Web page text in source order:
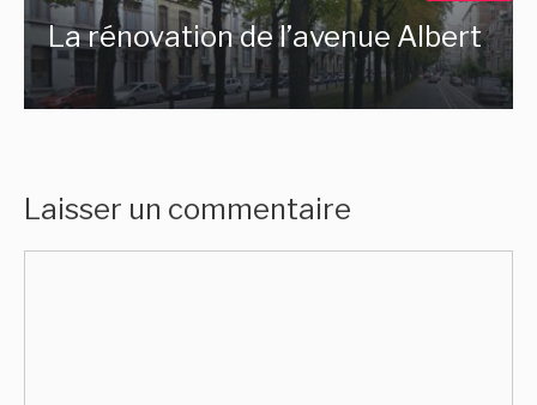
La rénovation de l’avenue Albert
Laisser un commentaire